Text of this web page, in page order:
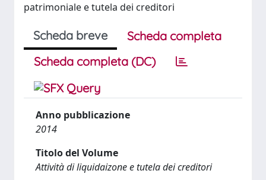
patrimoniale e tutela dei creditori
Scheda breve
Scheda completa
Scheda completa (DC)
Anno pubblicazione
2014
Titolo del Volume
Attività di liquidaizone e tutela dei creditori